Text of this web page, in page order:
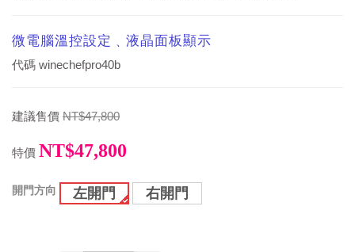
微電腦溫控設定﹑液晶面板顯示
代碼 winechefpro40b
建議售價 NT$47,800
特價 NT$47,800
開門方向 左開門 右開門